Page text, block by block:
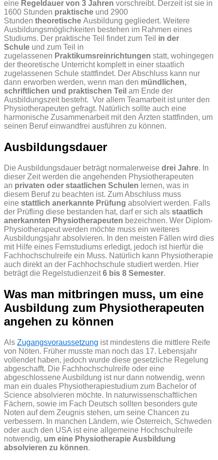
eine Regeldauer von 3 Jahren vorschreibt. Derzeit ist sie in
1600 Stunden praktische und 2900
Stunden theoretische Ausbildung gegliedert. Weitere
Ausbildungsmöglichkeiten bestehen im Rahmen eines
Studiums. Der praktische Teil findet zum Teil in der
Schule und zum Teil in
zugelassenen Praktikumsreinrichtungen statt, wohingegen
der theoretische Unterricht komplett in einer staatlich
zugelassenen Schule stattfindet. Der Abschluss kann nur
dann erworben werden, wenn man den mündlichen,
schriftlichen und praktischen Teil am Ende der
Ausbildungszeit besteht. Vor allem Teamarbeit ist unter den
Physiotherapeuten gefragt. Natürlich sollte auch eine
harmonische Zusammenarbeit mit den Ärzten stattfinden, um
seinen Beruf einwandfrei ausführen zu können.
Ausbildungsdauer
Die Ausbildungsdauer beträgt normalerweise drei Jahre. In
dieser Zeit werden die angehenden Physiotherapeuten
an privaten oder staatlichen Schulen lernen, was in
diesem Beruf zu beachten ist. Zum Abschluss muss
eine stattlich anerkannte Prüfung absolviert werden. Falls
der Prüfling diese bestanden hat, darf er sich als staatlich
anerkannten Physiotherapeuten bezeichnen. Wer Diplom-
Physiotherapeut werden möchte muss ein weiteres
Ausbildungsjahr absolvieren. In den meisten Fällen wird dies
mit Hilfe eines Fernstudiums erledigt, jedoch ist hierfür die
Fachhochschulreife ein Muss. Natürlich kann Physiotherapie
auch direkt an der Fachhochschule studiert werden. Hier
beträgt die Regelstudienzeit6 bis 8 Semester.
Was man mitbringen muss, um eine
Ausbildung zum Physiotherapeuten
angehen zu können
Als Zugangsvoraussetzung ist mindestens die mittlere Reife
von Nöten. Früher musste man noch das 17. Lebensjahr
vollendet haben, jedoch wurde diese gesetzliche Regelung
abgeschafft. Die Fachhochschulreife oder eine
abgeschlossene Ausbildung ist nur dann notwendig, wenn
man ein duales Physiotherapiestudium zum Bachelor of
Science absolvieren möchte. In naturwissenschaftlichen
Fächern, sowie im Fach Deutsch sollten besonders gute
Noten auf dem Zeugnis stehen, um seine Chancen zu
verbessern. In manchen Ländern, wie Österreich, Schweden
oder auch den USA ist eine allgemeine Hochschulreife
notwendig, um eine Physiotherapie Ausbildung
absolvieren zu können.